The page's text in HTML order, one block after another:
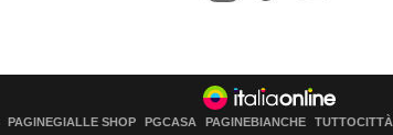
PAGINEGIALLE SHOP PGCASA PAGINEBIANCHE TUTTOCITTÀ